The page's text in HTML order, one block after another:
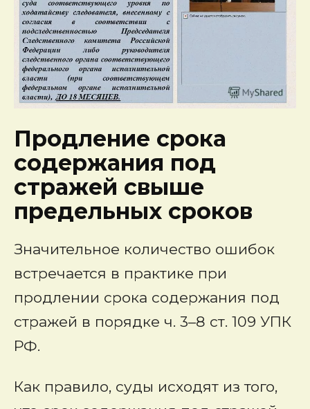
Продление срока
содержания под
стражей свыше
предельных сроков
Значительное количество ошибок
встречается в практике при
продлении срока содержания под
стражей в порядке ч. 3–8 ст. 109 УПК
РФ.
Как правило, суды исходят из того,